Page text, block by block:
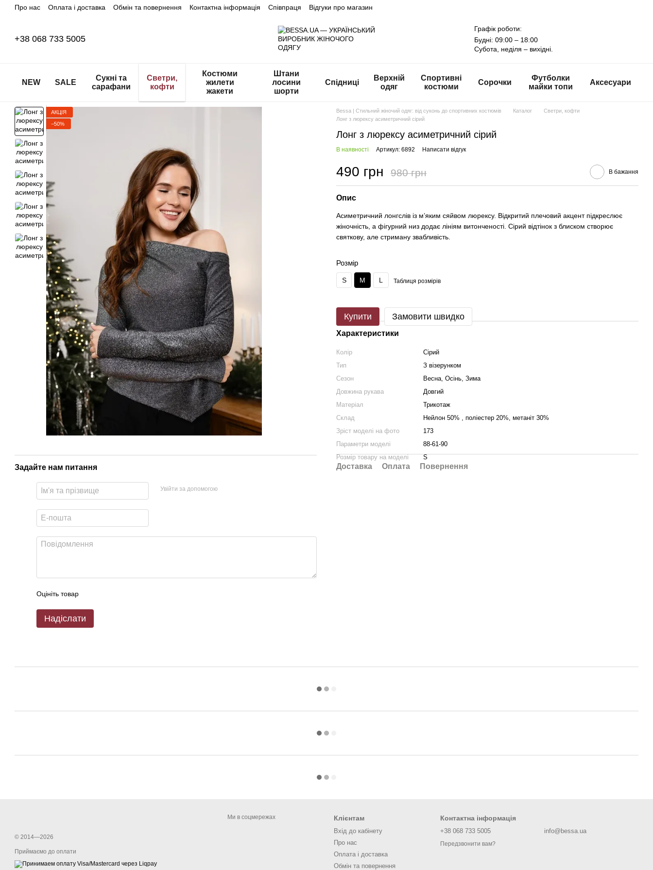
Перейти до основного контенту
Про нас Оплата і доставка Обмін та повернення Контактна інформація Співпраця Відгуки про магазин
+38 068 733 5005
Графік роботи:
Будні: 09:00 – 18:00
Субота, неділя – вихідні.
NEW SALE
Сукні та
сарафани
Светри,
кофти
Костюми
жилети
жакети
Штани
лосини
шорти
Спідниці
Верхній
одяг
Спортивні
костюми
Сорочки
Футболки
майки топи
Аксесуари
АКЦІЯ
−50%
Задайте нам питання
Увійти за допомогою
Оцініть товар
Надіслати
Bessa | Стильний жіночий одяг: від суконь до спортивних костюмів Каталог
Светри, кофти
Лонг з люрексу асиметричний сірий
Лонг з люрексу асиметричний сірий
В наявності Артикул: 6892 Написати відгук
490 грн 980 грн В бажання
Опис
Асиметричний лонгслів із м’яким сяйвом люрексу. Відкритий плечовий акцент підкреслює
жіночність, а фігурний низ додає лініям витонченості. Сірий відтінок з блиском створює
святкову, але стриману звабливість.
Розмір
S M L Таблиця розмірів
Купити Замовити швидко
Характеристики
Колір
Сірий
Тип
З візерунком
Сезон
Весна, Осінь, Зима
Довжина рукава
Довгий
Матеріал
Трикотаж
Склад
Нейлон 50% , поліестер 20%, метаніт 30%
Зріст моделі на фото
173
Параметри моделі
88-61-90
Розмір товару на моделі
S
Доставка Оплата Повернення
© 2014—2026
Приймаємо до оплати
Ми в соцмережах Клієнтам
Вхід до кабінету
Про нас
Оплата і доставка
Обмін та повернення
Контактна інформація
+38 068 733 5005
Передзвонити вам?
info@bessa.ua